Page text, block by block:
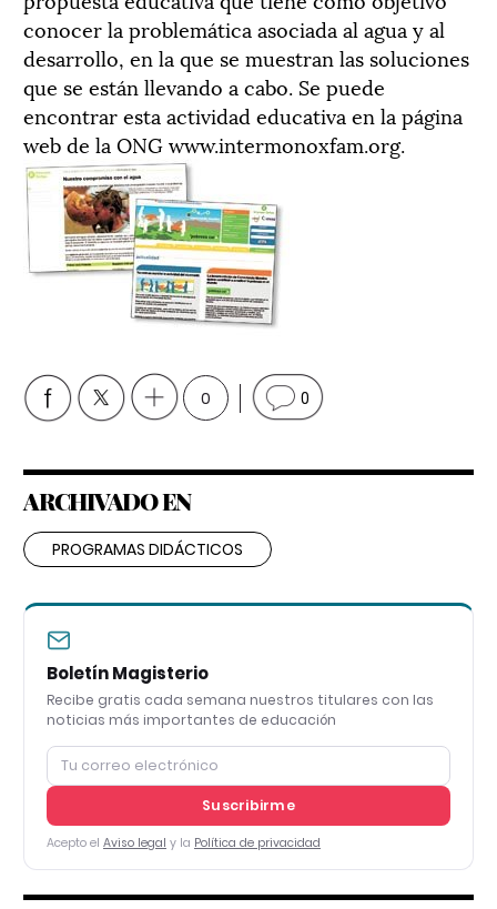
conocer la problemática asociada al agua y al
desarrollo, en la que se muestran las soluciones
que se están llevando a cabo. Se puede
encontrar esta actividad educativa en la página
web de la ONG www.intermonoxfam.org.
0 0
ARCHIVADO EN
PROGRAMAS DIDÁCTICOS
Boletín Magisterio
Recibe gratis cada semana nuestros titulares con las
noticias más importantes de educación
Suscribirme
Acepto el Aviso legal y la Política de privacidad